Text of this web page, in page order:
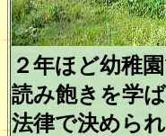
２年ほど幼稚
読み飽きを学
法律で決められ